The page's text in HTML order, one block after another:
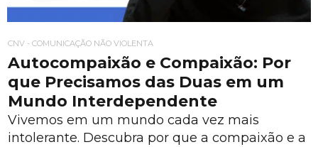
CNV - COMUNICAÇÃO NÃO VIOLENTA
Autocompaixão e Compaixão: Por
que Precisamos das Duas em um
Mundo Interdependente
Vivemos em um mundo cada vez mais
intolerante. Descubra por que a compaixão e a